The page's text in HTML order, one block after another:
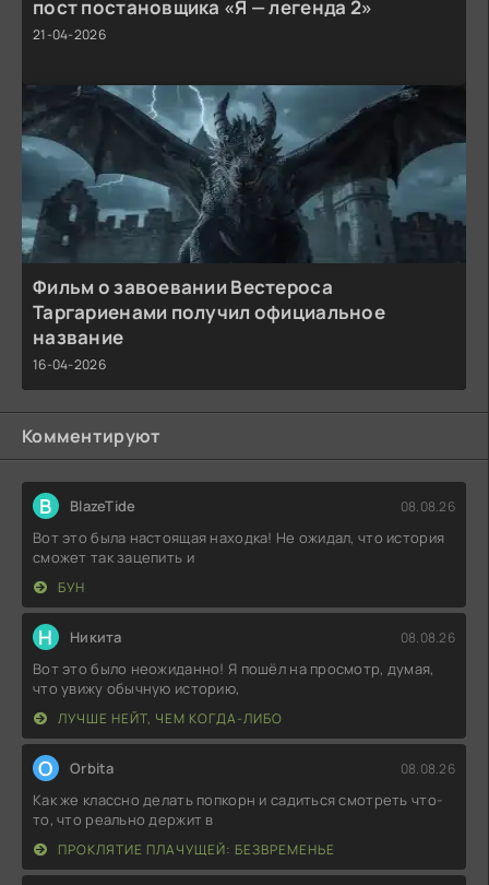
пост постановщика «Я — легенда 2»
21-04-2026
Фильм о завоевании Вестероса
Таргариенами получил официальное
название
16-04-2026
Комментируют
B BlazeTide 08.08.26
Вот это была настоящая находка! Не ожидал, что история
сможет так зацепить и
БУН
Н Никита 08.08.26
Вот это было неожиданно! Я пошёл на просмотр, думая,
что увижу обычную историю,
ЛУЧШЕ НЕЙТ, ЧЕМ КОГДА-ЛИБО
O Orbita 08.08.26
Как же классно делать попкорн и садиться смотреть что-
то, что реально держит в
ПРОКЛЯТИЕ ПЛАЧУЩЕЙ: БЕЗВРЕМЕНЬЕ